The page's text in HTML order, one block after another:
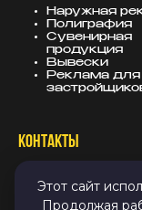
Наружная
Полиграфия
Сувенирная
продукция
Вывески
Реклама для
КОНТАКТЫ
Екатеринбург
Этот сайт
Продолжая